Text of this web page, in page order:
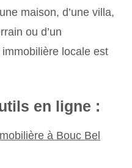
maison, d’une villa,
ou d’un
locale est
en ligne :
à Bouc Bel